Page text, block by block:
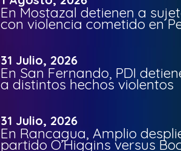
En Mostazal detienen a
con violencia cometido en
31 Julio, 2026
En San Fernando, PDI
a distintos hechos violentos
31 Julio, 2026
En Rancagua, Amplio
partido O’Higgins versus